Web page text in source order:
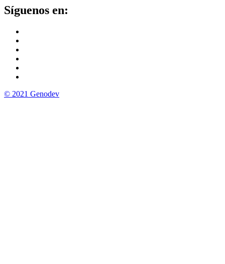
Síguenos en:
© 2021 Genodev